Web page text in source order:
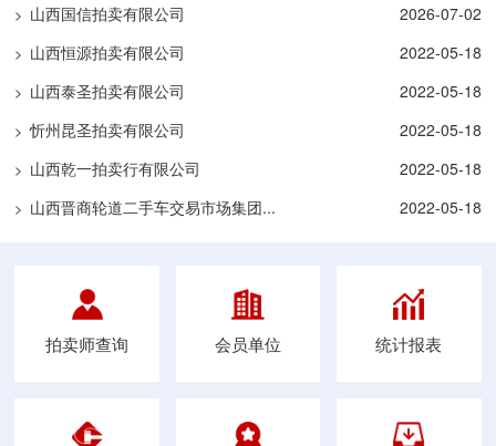
> 山西国信拍卖有限公司 2026-07-02
> 山西恒源拍卖有限公司 2022-05-18
> 山西泰圣拍卖有限公司 2022-05-18
> 忻州昆圣拍卖有限公司 2022-05-18
> 山西乾一拍卖行有限公司 2022-05-18
> 山西晋商轮道二手车交易市场集团... 2022-05-18
拍卖师查询 会员单位 统计报表